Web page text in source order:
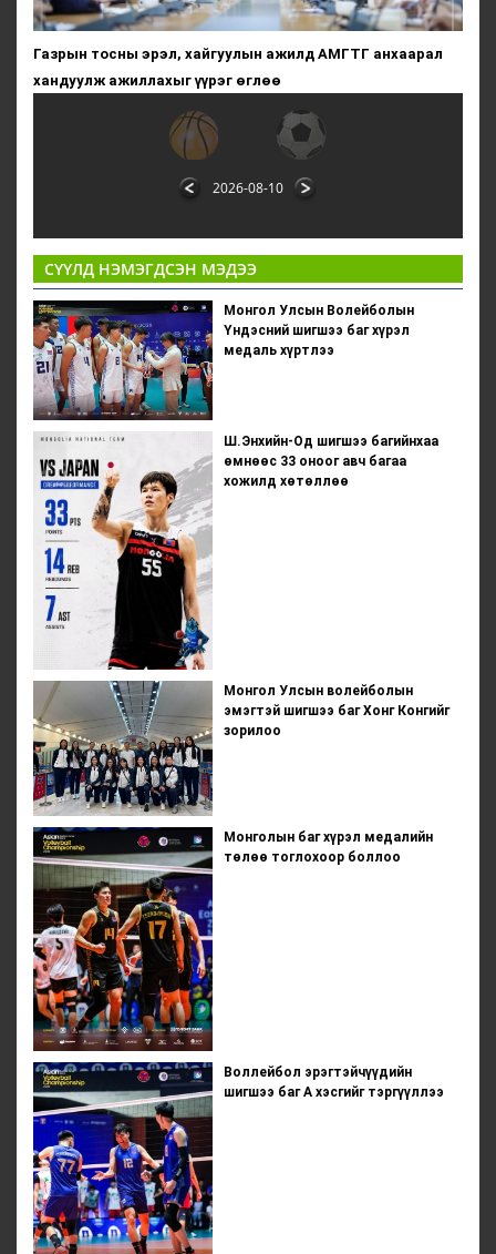
Газрын тосны эрэл, хайгуулын ажилд АМГТГ анхаарал
хандуулж ажиллахыг үүрэг өглөө
2026-08-10
СҮҮЛД НЭМЭГДСЭН МЭДЭЭ
Монгол Улсын Волейболын
Үндэсний шигшээ баг хүрэл
медаль хүртлээ
Ш.Энхийн-Од шигшээ багийнхаа
өмнөөс 33 оноог авч багаа
хожилд хөтөллөө
Монгол Улсын волейболын
эмэгтэй шигшээ баг Хонг Конгийг
зорилоо
Монголын баг хүрэл медалийн
төлөө тоглохоор боллоо
Воллейбол эрэгтэйчүүдийн
шигшээ баг А хэсгийг тэргүүллээ